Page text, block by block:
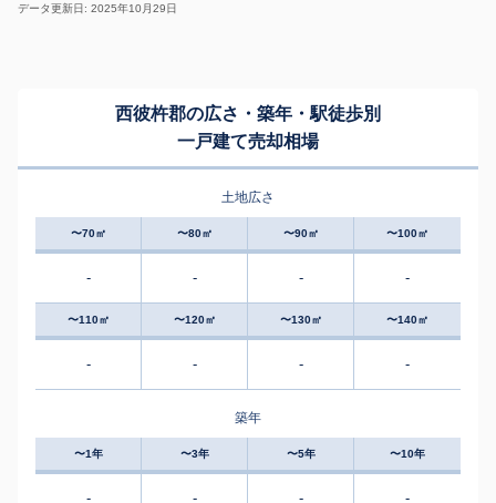
データ更新日: 2025年10月29日
西彼杵郡の広さ・築年・駅徒歩別
一戸建て売却相場
土地広さ
〜70㎡ 〜80㎡ 〜90㎡ 〜100㎡
- - - -
〜110㎡ 〜120㎡ 〜130㎡ 〜140㎡
- - - -
築年
〜1年 〜3年 〜5年 〜10年
- - - -